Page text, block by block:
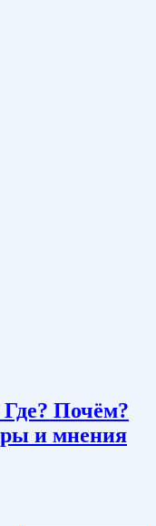
Почём?
и мнения